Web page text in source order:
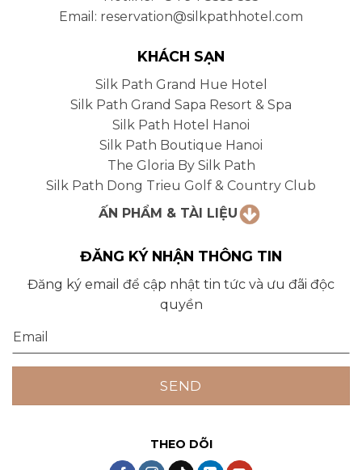
Email: reservation@silkpathhotel.com
KHÁCH SẠN
Silk Path Grand Hue Hotel
Silk Path Grand Sapa Resort & Spa
Silk Path Hotel Hanoi
Silk Path Boutique Hanoi
The Gloria By Silk Path
Silk Path Dong Trieu Golf & Country Club
ẤN PHẨM & TÀI LIỆU
ĐĂNG KÝ NHẬN THÔNG TIN
Đăng ký email để cập nhật tin tức và ưu đãi độc
quyền
THEO DÕI